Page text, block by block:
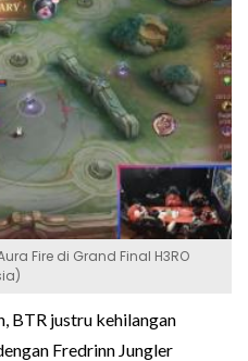
Fire di Grand Final H3RO
BTR justru kehilangan
Fredrinn Jungler